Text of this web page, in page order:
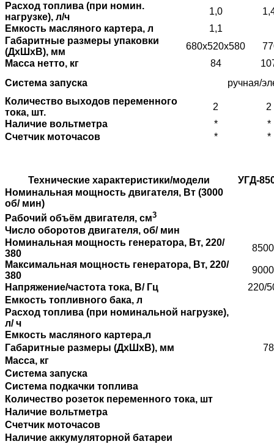
Расход топлива (при номин.
нагрузке), л/ч
1,0
Емкость масляного картера, л
1,1
Габаритные размеры упаковки
(ДхШхВ), мм
680х520х580
Масса нетто, кг
84
Система запуска
ручная/
Количество выходов переменного
тока, шт.
2
2
Наличие вольтметра
*
*
Счетчик моточасов
* *
Технические характеристики/модели
УГД-
Номинальная мощность двигателя, Вт (3000
об/ мин)
Рабочий объём двигателя, см3
Число оборотов двигателя, об/ мин
Номинальная мощность генератора, Вт, 220/
380
8500
Максимальная мощность генератора, Вт, 220/
380
9000
Напряжение/частота тока, В/ Гц
220/
Емкость топливного бака, л
Расход топлива (при номинальной нагрузке),
л/ ч
Емкость масляного картера,л
Габаритные размеры (ДхШхВ), мм
Масса, кг
Система запуска
Система подкачки топлива
Количество розеток переменного тока, шт
Наличие вольтметра
Счетчик моточасов
Наличие аккумуляторной батареи